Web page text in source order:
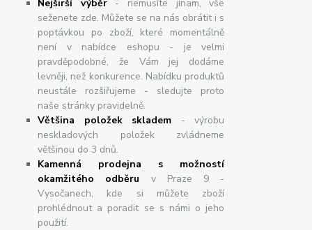
Nejširšívýběr- nemusíte jinam, vše
seženete zde. Můžete se na nás obrátit i s
poptávkou po zboží, které momentálně
není v nabídce eshopu - je velmi
pravděpodobné, že Vám jej dodáme
levněji, než konkurence. Nabídku produktů
neustále rozšiřujeme - sledujte proto
naše stránky pravidelně.
Většina položek skladem - výrobu
neskladových položek zvládneme
většinou do 3 dnů.
Kamenná prodejna s možností
okamžitého odběru v Praze 9 -
Vysočanech, kde si můžete zboží
prohlédnout a poradit se s námi o jeho
použití.